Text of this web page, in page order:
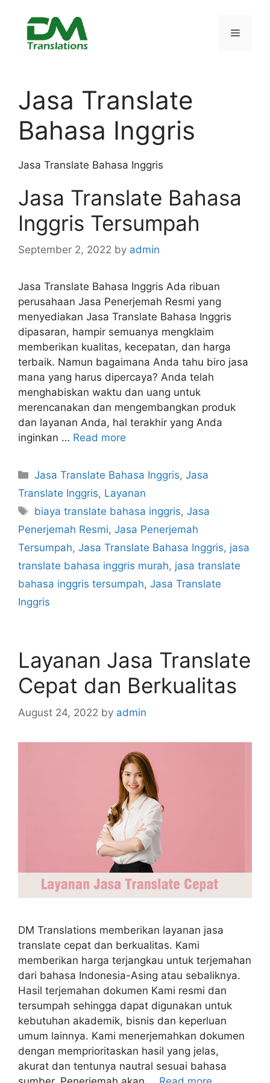
content
Menu
Jasa Translate
Bahasa Inggris
Jasa Translate Bahasa Inggris
Jasa Translate Bahasa
Inggris Tersumpah
September 2, 2022 by admin
Jasa Translate Bahasa Inggris Ada ribuan
perusahaan Jasa Penerjemah Resmi yang
menyediakan Jasa Translate Bahasa Inggris
dipasaran, hampir semuanya mengklaim
memberikan kualitas, kecepatan, dan harga
terbaik. Namun bagaimana Anda tahu biro jasa
mana yang harus dipercaya? Anda telah
menghabiskan waktu dan uang untuk
merencanakan dan mengembangkan produk
dan layanan Anda, hal terakhir yang Anda
inginkan … Read more
Categories
Jasa Translate Bahasa Inggris,Jasa
Translate Inggris, Layanan
Tags
biaya translate bahasa inggris,Jasa
Penerjemah Resmi, Jasa Penerjemah
Tersumpah, Jasa Translate Bahasa Inggris, jasa
translate bahasa inggris murah, jasa translate
bahasa inggris tersumpah, Jasa Translate
Inggris
Layanan Jasa Translate
Cepat dan Berkualitas
August 24, 2022 by admin
DM Translations memberikan layanan jasa
translate cepat dan berkualitas. Kami
memberikan harga terjangkau untuk terjemahan
dari bahasa Indonesia-Asing atau sebaliknya.
Hasil terjemahan dokumen Kami resmi dan
tersumpah sehingga dapat digunakan untuk
kebutuhan akademik, bisnis dan keperluan
umum lainnya. Kami menerjemahkan dokumen
dengan memprioritaskan hasil yang jelas,
akurat dan tentunya nautral sesuai bahasa